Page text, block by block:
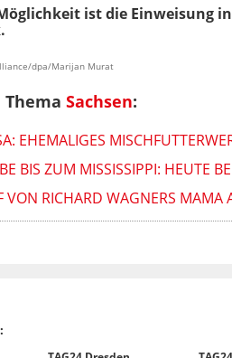
ist die Einweisung
dpa/Marijan Murat
Sachsen:
EHEMALIGES
BIS ZUM MISSISSIPPI: HEUTE
VON RICHARD WAGNERS MAMA